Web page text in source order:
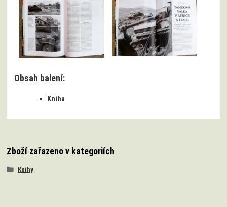
Obsah balení:
Kniha
Zboží zařazeno v kategoriích
Knihy